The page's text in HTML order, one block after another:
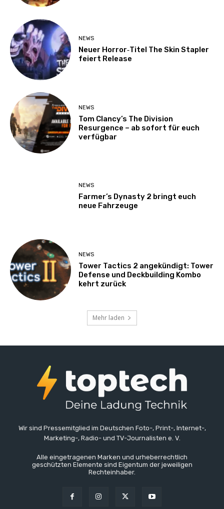
NEWS
Neuer Horror‑Titel The Skin Stapler
feiert Release
NEWS
Tom Clancy’s The Division
Resurgence – ab sofort für euch
verfügbar
NEWS
Farmer’s Dynasty 2 bringt euch
neue Fahrzeuge
NEWS
Tower Tactics 2 angekündigt: Tower
Defense und Deckbuilding Kombo
kehrt zurück
Mehr laden
Wir sind Pressemitglied im Deutschen Foto-, Print-, Internet-,
Marketing-, Radio- und TV-Journalisten e. V.
Alle eingetragenen Marken und urheberrechtlich
geschützten Elemente sind Eigentum der jeweiligen
Rechteinhaber.